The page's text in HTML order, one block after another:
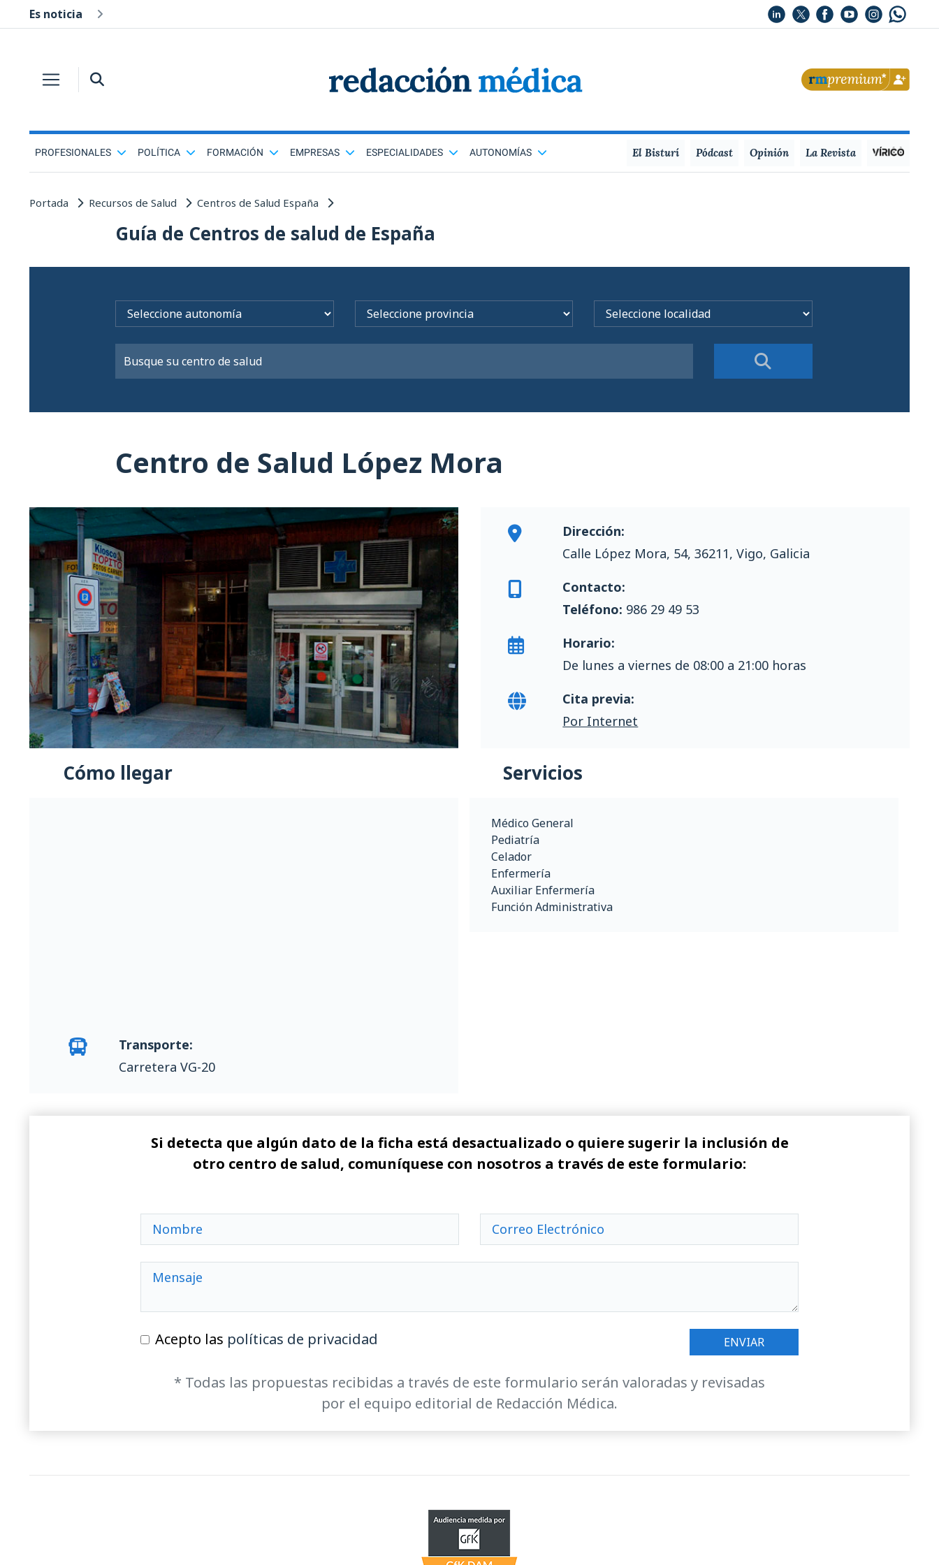
Es noticia
PROFESIONALES POLÍTICA FORMACIÓN EMPRESAS ESPECIALIDADES AUTONOMÍAS El Bisturí Pódcast Opinión La Revista
Portada Recursos de Salud Centros de Salud España
Guía de Centros de salud de España
Centro de Salud López Mora
Dirección:
Calle López Mora, 54, 36211, Vigo, Galicia
Contacto:
Teléfono: 986 29 49 53
Horario:
De lunes a viernes de 08:00 a 21:00 horas
Cita previa:
Por Internet
Cómo llegar
Transporte:
Carretera VG-20
Servicios
Médico General
Pediatría
Celador
Enfermería
Auxiliar Enfermería
Función Administrativa
Si detecta que algún dato de la ficha está desactualizado o quiere sugerir la inclusión de
otro centro de salud, comuníquese con nosotros a través de este formulario:
Acepto las políticas de privacidad
* Todas las propuestas recibidas a través de este formulario serán valoradas y revisadas
por el equipo editorial de Redacción Médica.